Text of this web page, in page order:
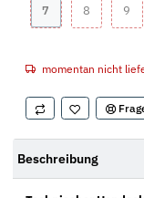
7 88 9
momentan nicht
Beschreibung